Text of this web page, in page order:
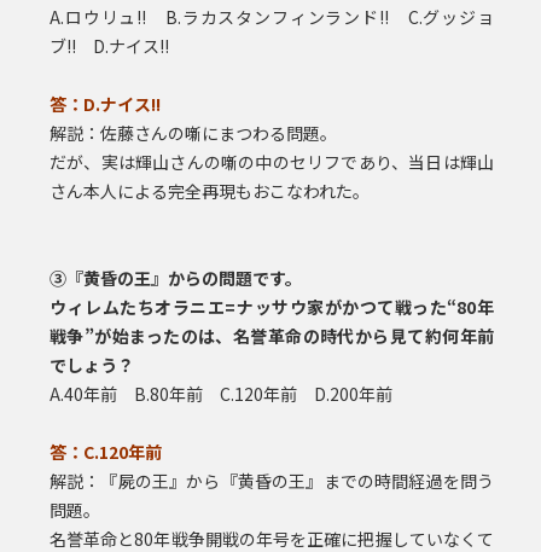
A.ロウリュ!! B.ラカスタンフィンランド!! C.グッジョ
ブ!! D.ナイス!!
答：D.ナイス!!
解説：佐藤さんの噺にまつわる問題。
だが、実は輝山さんの噺の中のセリフであり、当日は輝山
さん本人による完全再現もおこなわれた。
③『黄昏の王』からの問題です。
ウィレムたちオラニエ=ナッサウ家がかつて戦った“80年
戦争”が始まったのは、名誉革命の時代から見て約何年前
でしょう？
A.40年前 B.80年前 C.120年前 D.200年前
答：C.120年前
解説：『屍の王』から『黄昏の王』までの時間経過を問う
問題。
名誉革命と80年戦争開戦の年号を正確に把握していなくて